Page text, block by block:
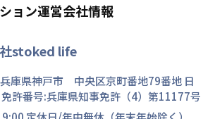
ョン運営会社情報
stoked life
兵庫県神戸市 中央区京町番地79番地 日
免許番号:兵庫県知事免許（4）第11177号